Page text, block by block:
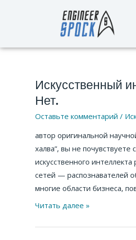
Искусственный
Нет.
Оставьте комментарий /
автор оригинальной
халва”, вы не
искусственного
сетей — распознавателей
многие области бизнеса,
Искусственный
интеллект.
Да.
Интеллект?
—
Нет.
Читать далее »
Навигация